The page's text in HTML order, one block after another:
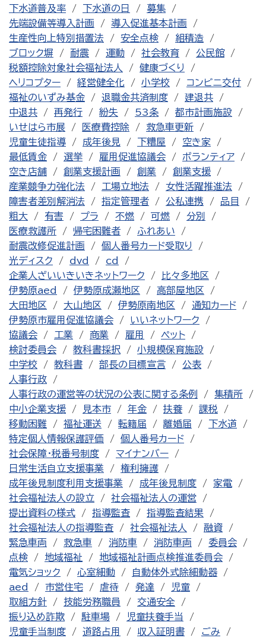
下水道普及率
下水道の日
募集
先端設備等導入計画
導入促進基本計画
生産性向上特別措置法
安全点検
組積造
ブロック塀
耐震 運動 社会教育
公民館
税額控除対象社会福祉法人
健康づくり
ヘリコプター
経営健全化 小学校
コンビニ交付
福祉のいずみ基金
退職金共済制度
建退共
中退共
再発行 紛失 53条
都市計画施設
いせはら市展
医療費控除
救急車更新
児童生徒指導
成年後見 下糟屋
空き家
最低賃金
選挙 雇用促進協議会
ボランティア
空き店舗
創業支援計画 創業
創業支援
産業競争力強化法
工場立地法
女性活躍推進法
障害者差別解消法
指定管理者 公私連携
品目
粗大
有害 プラ 不燃 可燃
分別
医療救護所
帰宅困難者
ふれあい
耐震改修促進計画
個人番号カード受取り
光ディスク
dvd
cd
企業人ざいいきいきネットワーク
比々多地区
伊勢原aed
伊勢原成瀬地区
高部屋地区
大田地区
大山地区 伊勢原南地区
通知カード
伊勢原市雇用促進協議会
いいネットワーク
協議会
工業 商業 雇用
ペット
検討委員会
教科書採択
小規模保育施設
中学校
教科書 部長の目標宣言
公表
人事行政
人事行政の運営等の状況の公表に関する条例
集積所
中小企業支援
見本市 年金 扶養
課税
移動困難
福祉運送 転籍届 離婚届
下水道
特定個人情報保護評価
個人番号カード
社会保障・税番号制度
マイナンバー
日常生活自立支援事業
権利擁護
成年後見制度利用支援事業
成年後見制度
家電
社会福祉法人の設立
社会福祉法人の運営
提出資料の様式
指導監査
指導監査結果
社会福祉法人の指導監査
社会福祉法人
融資
緊急車両
救急車 消防車 消防車両
委員会
点検
地域福祉
地域福祉計画点検推進委員会
電気ショック
心室細動
自動体外式除細動器
aed
市営住宅 虐待 発達
児童
取組方針
技能労務職員
交通安全
振り込め詐欺
駐車場
児童扶養手当
児童手当制度
道路占用 収入証明書 ごみ